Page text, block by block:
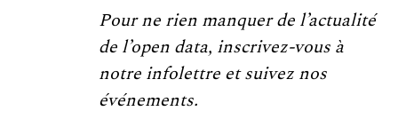
Pour ne rien manquer de l’actualité
de l’open data, inscrivez-vous à
notre infolettre et suivez nos
événements.